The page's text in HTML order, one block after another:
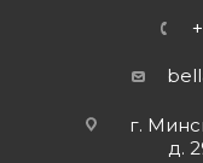
г.
д.